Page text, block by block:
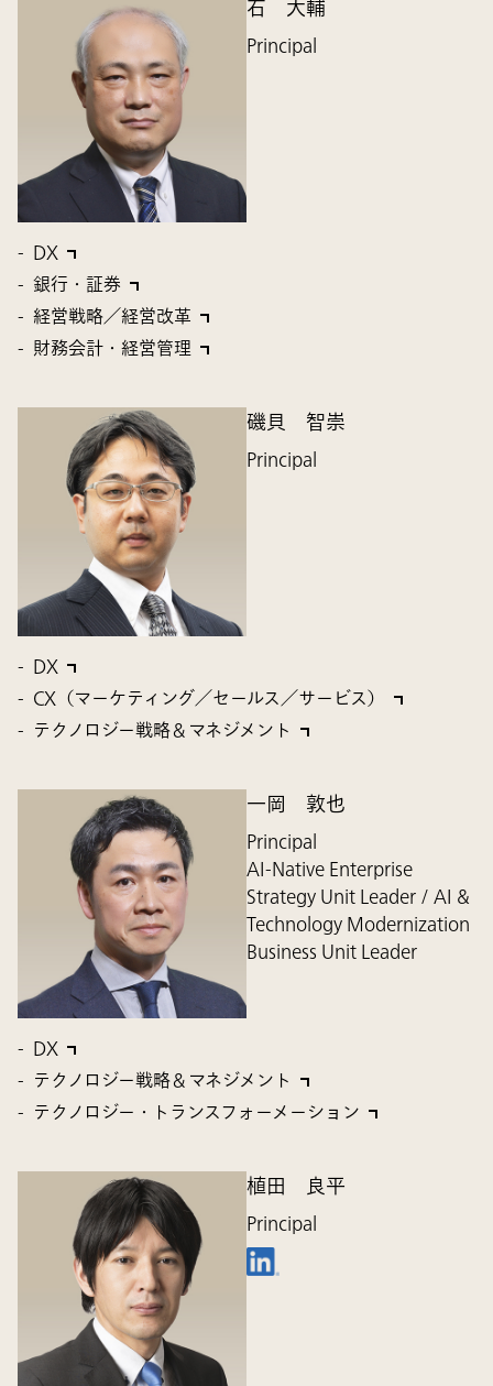
石 大輔
Principal
DX
銀行・証券
経営戦略／経営改革
財務会計・経営管理
磯貝 智崇
Principal
DX
CX（マーケティング／セールス／サービス）
テクノロジー戦略＆マネジメント
一岡 敦也
Principal
AI-Native Enterprise
Strategy Unit Leader / AI &
Technology Modernization
Business Unit Leader
DX
テクノロジー戦略＆マネジメント
テクノロジー・トランスフォーメーション
植田 良平
Principal